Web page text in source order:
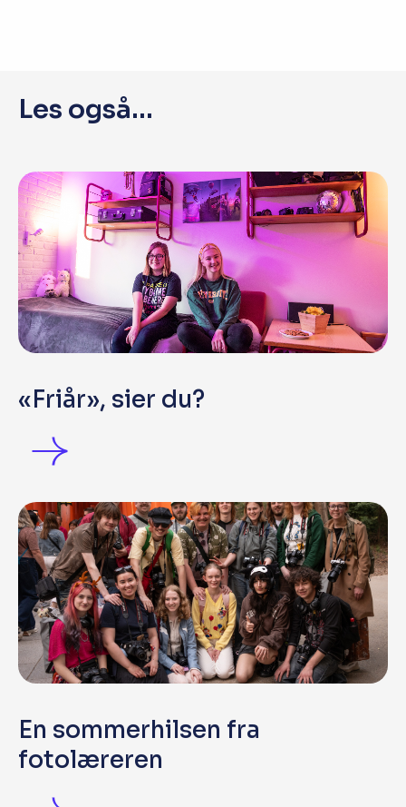
Les også...
«Friår», sier du?
En sommerhilsen fra
fotolæreren